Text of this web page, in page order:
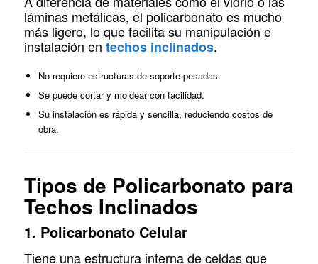
láminas metálicas, el policarbonato es mucho
más ligero, lo que facilita su manipulación e
instalación en techos inclinados.
No requiere estructuras de soporte pesadas.
Se puede cortar y moldear con facilidad.
Su instalación es rápida y sencilla, reduciendo costos de
obra.
Tipos de Policarbonato para
Techos Inclinados
1. Policarbonato Celular
Tiene una estructura interna de celdas que